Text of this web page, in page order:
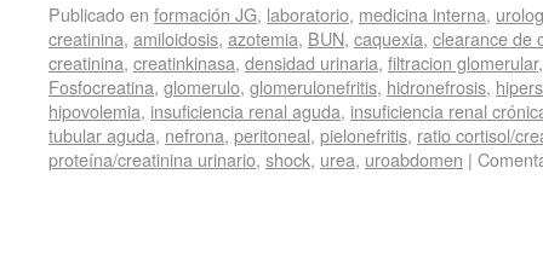
Publicado en formación JG, laboratorio, medicina interna,
creatinina, amiloidosis, azotemia, BUN, caquexia, clearance de
creatinina, creatinkinasa, densidad urinaria, filtracion glomerular
Fosfocreatina, glomerulo, glomerulonefritis, hidronefrosis,
hipovolemia, insuficiencia renal aguda, insuficiencia renal
tubular aguda, nefrona, peritoneal, pielonefritis, ratio cortisol/
proteína/creatinina urinario, shock, urea, uroabdomen |